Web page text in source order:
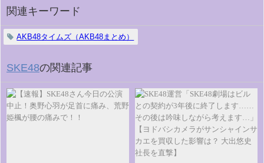
関連キーワード
AKB48タイムズ（AKB48まとめ）
SKE48の関連記事